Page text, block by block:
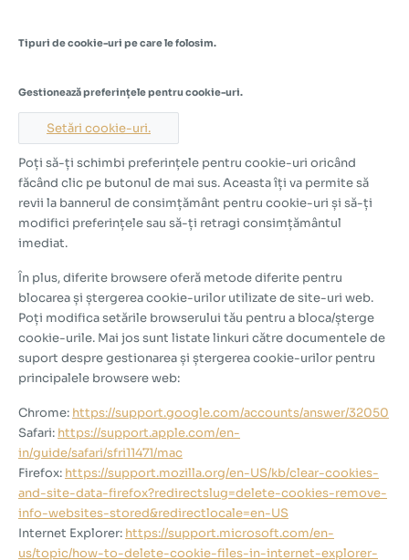
Tipuri de cookie-uri pe care le folosim.
Gestionează preferințele pentru cookie-uri.
Setări cookie-uri.
Poți să-ți schimbi preferințele pentru cookie-uri oricând
făcând clic pe butonul de mai sus. Aceasta îți va permite să
revii la bannerul de consimțământ pentru cookie-uri și să-ți
modifici preferințele sau să-ți retragi consimțământul
imediat.
În plus, diferite browsere oferă metode diferite pentru
blocarea și ștergerea cookie-urilor utilizate de site-uri web.
Poți modifica setările browserului tău pentru a bloca/șterge
cookie-urile. Mai jos sunt listate linkuri către documentele de
suport despre gestionarea și ștergerea cookie-urilor pentru
principalele browsere web:
Chrome: https://support.google.com/accounts/answer/32050
Safari: https://support.apple.com/en-
in/guide/safari/sfri11471/mac
Firefox: https://support.mozilla.org/en-US/kb/clear-cookies-
and-site-data-firefox?redirectslug=delete-cookies-remove-
info-websites-stored&redirectlocale=en-US
Internet Explorer: https://support.microsoft.com/en-
us/topic/how-to-delete-cookie-files-in-internet-explorer-